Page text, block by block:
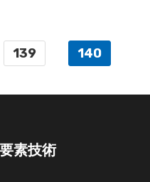
139 140
要素技術